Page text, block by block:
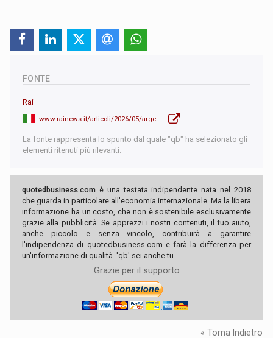
FONTE
Rai
www.rainews.it/articoli/2026/05/argentina-spese-folli-e-viaggi-di-lusso-con-fondi-pubblici-trema-il-governo-di-milei-2e9ecd86-bbbb-4eb7-8f2c-458437f61ccf.html
La fonte rappresenta lo spunto dal quale "qb" ha selezionato gli
elementi ritenuti più rilevanti.
quotedbusiness.com è una testata indipendente nata nel 2018
che guarda in particolare all'economia internazionale. Ma la libera
informazione ha un costo, che non è sostenibile esclusivamente
grazie alla pubblicità. Se apprezzi i nostri contenuti, il tuo aiuto,
anche piccolo e senza vincolo, contribuirà a garantire
l'indipendenza di quotedbusiness.com e farà la differenza per
un'informazione di qualità. 'qb' sei anche tu.
Grazie per il supporto
« Torna Indietro